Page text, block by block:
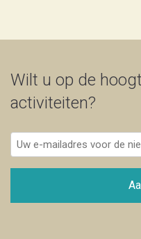
Wilt u op de
activiteiten?
Uw
e-
mailadres
de